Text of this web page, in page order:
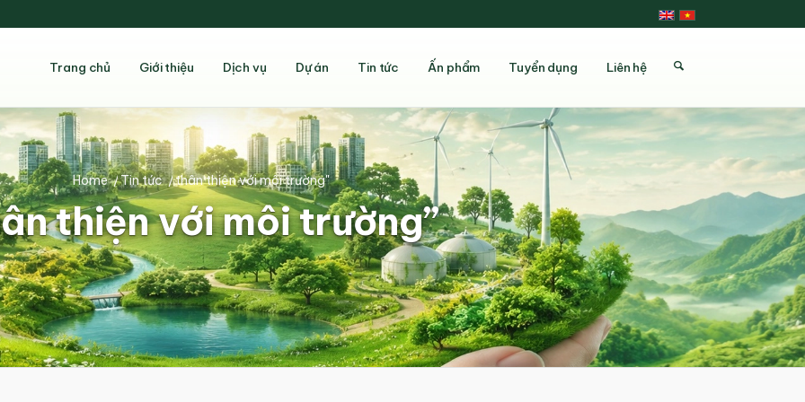
Trang chủ Giới thiệu Dịch vụ Dự án Tin tức Ấn phẩm Tuyển dụng Liên hệ
thiện với môi trường”
Home /Tin tức /thân thiện với môi trường"